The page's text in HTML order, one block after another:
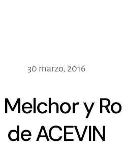
30 marzo, 2016
y
de ACEVIN